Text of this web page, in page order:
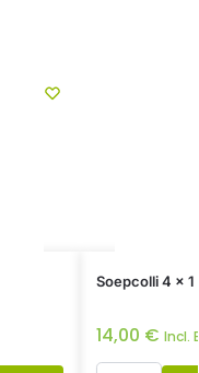
Soepcolli 4 x 1
14,00 € Incl.